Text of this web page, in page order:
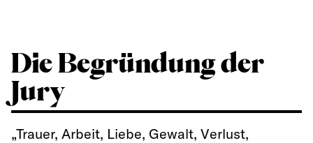
Die Begründung der
Jury
„Trauer, Arbeit, Liebe, Gewalt, Verlust,